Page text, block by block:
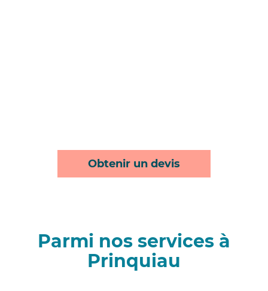
Obtenir un devis
Parmi nos services à
Prinquiau